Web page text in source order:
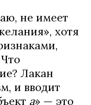
не имеет
хотя
Лакан
и вводит
а» — это